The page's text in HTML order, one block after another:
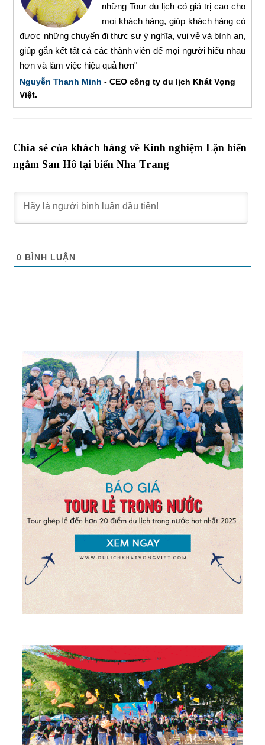
những Tour du lịch có giá trị cao cho
mọi khách hàng, giúp khách hàng có
được những chuyến đi thực sự ý nghĩa, vui vẻ và bình an,
giúp gắn kết tất cả các thành viên để mọi người hiểu nhau
hơn và làm việc hiệu quả hơn"
Nguyễn Thanh Minh - CEO công ty du lịch Khát Vọng
Việt.
Chia sẻ của khách hàng về Kinh nghiệm Lặn biển
ngắm San Hô tại biển Nha Trang
0 BÌNH LUẬN